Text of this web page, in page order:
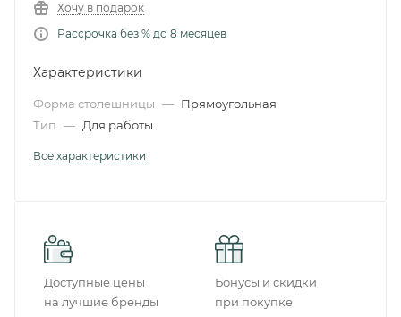
Хочу в подарок
Рассрочка без % до 8 месяцев
Характеристики
Форма столешницы — Прямоугольная
Тип — Для работы
Все характеристики
Доступные цены
на лучшие бренды
Бонусы и скидки
при покупке